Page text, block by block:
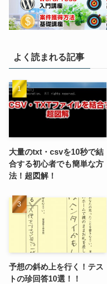
よく読まれる記事
大量のtxt・csvを10秒で結
合する初心者でも簡単な方
法！超図解！
予想の斜め上を行く！テス
トの珍回答10選！！